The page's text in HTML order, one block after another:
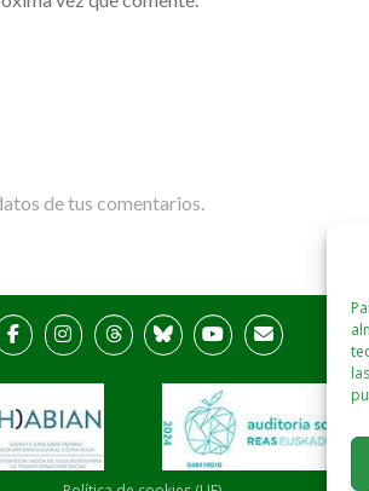
de tus comentarios.